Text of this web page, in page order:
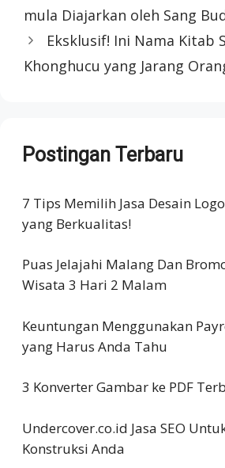
mula Diajarkan oleh Sang
Eksklusif! Ini Nama Kitab
Khonghucu yang Jarang
Postingan Terbaru
7 Tips Memilih Jasa Desain
yang Berkualitas!
Puas Jelajahi Malang Dan
Wisata 3 Hari 2 Malam
Keuntungan Menggunakan
yang Harus Anda Tahu
3 Konverter Gambar ke PDF
Undercover.co.id Jasa SEO
Konstruksi Anda